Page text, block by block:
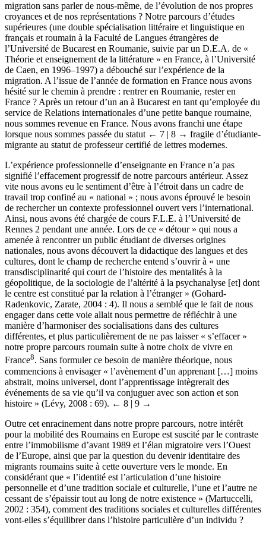
Est-il possible de parler de l’expérience de la mobilité et de la
migration sans parler de nous-même, de l’évolution de nos propres
croyances et de nos représentations ? Notre parcours d’études
supérieures (une double spécialisation littéraire et linguistique en
français et roumain à la Faculté de Langues étrangères de
l’Université de Bucarest en Roumanie, suivie par un D.E.A. de «
Théorie et enseignement de la littérature » en France, à l’Université
de Caen, en 1996–1997) a débouché sur l’expérience de la
migration. A l’issue de l’année de formation en France nous avons
hésité sur le chemin à prendre : rentrer en Roumanie, rester en
France ? Après un retour d’un an à Bucarest en tant qu’employée du
service de Relations internationales d’une petite banque roumaine,
nous sommes revenue en France. Nous avons franchi une étape
lorsque nous sommes passée du statut← 7 | 8 → fragile d’étudiante-
L’expérience professionnelle d’enseignante en France n’a pas
signifié l’effacement progressif de notre parcours antérieur. Assez
vite nous avons eu le sentiment d’être à l’étroit dans un cadre de
travail trop confiné au « national » ; nous avons éprouvé le besoin
de rechercher un contexte professionnel ouvert vers l’international.
Ainsi, nous avons été chargée de cours F.L.E. à l’Université de
Rennes 2 pendant une année. Lors de ce « détour » qui nous a
amenée à rencontrer un public étudiant de diverses origines
nationales, nous avons découvert la didactique des langues et des
cultures, dont le champ de recherche entend s’ouvrir à « une
transdisciplinarité qui court de l’histoire des mentalités à la
géopolitique, de la sociologie de l’altérité à la psychanalyse [et] dont
le centre est constitué par la relation à l’étranger » (Gohard-
Radenkovic, Zarate, 2004 : 4). Il nous a semblé que le fait de nous
engager dans cette voie allait nous permettre de réfléchir à une
manière d’harmoniser des socialisations dans des cultures
différentes, et plus particulièrement de ne pas laisser « s’effacer »
notre propre parcours roumain suite à notre choix de vivre en
France8. Sans formuler ce besoin de manière théorique, nous
commencions à envisager « l’avènement d’un apprenant […] moins
abstrait, moins universel, dont l’apprentissage intègrerait des
événements de sa vie qu’il va conjuguer avec son action et son
Outre cet enracinement dans notre propre parcours, notre intérêt
pour la mobilité des Roumains en Europe est suscité par le contraste
entre l’immobilisme d’avant 1989 et l’élan migratoire vers l’Ouest
de l’Europe, ainsi que par la question du devenir identitaire des
migrants roumains suite à cette ouverture vers le monde. En
considérant que « l’identité est l’articulation d’une histoire
personnelle et d’une tradition sociale et culturelle, l’une et l’autre ne
cessant de s’épaissir tout au long de notre existence » (Martuccelli,
2002 : 354), comment des traditions sociales et culturelles différentes